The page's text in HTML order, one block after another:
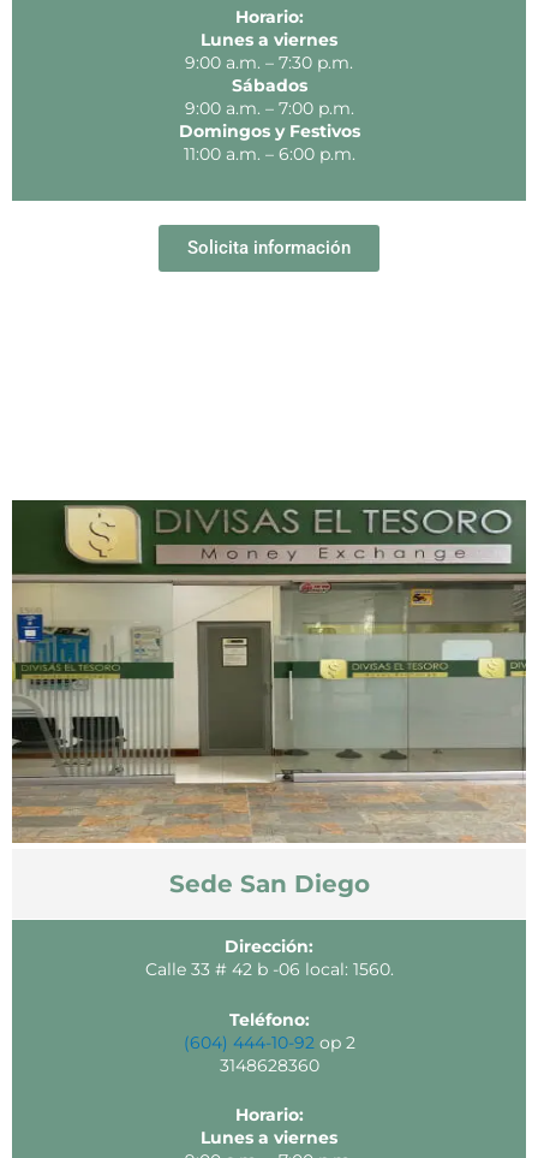
Horario:
Lunes a viernes
9:00 a.m. – 7:30 p.m.
Sábados
9:00 a.m. – 7:00 p.m.
Domingos y Festivos
11:00 a.m. – 6:00 p.m.
Solicita información
Sede San Diego
Dirección:
Calle 33 # 42 b -06 local: 1560.
Teléfono:
(604) 444-10-92op 2
3148628360
Horario:
Lunes a viernes